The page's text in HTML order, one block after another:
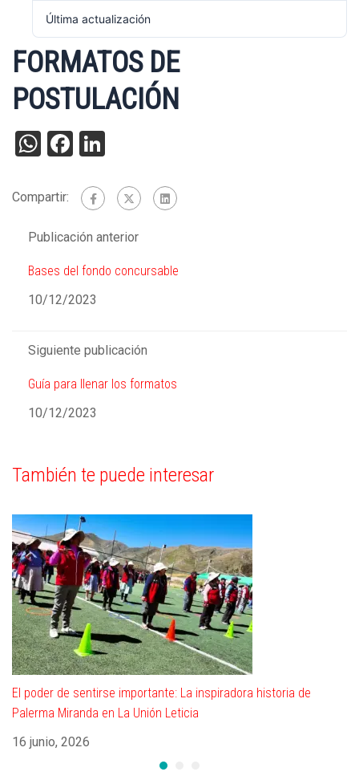
Última actualización
FORMATOS DE
POSTULACIÓN
WhatsApp
Facebook
Compartir:
Publicación anterior
Bases del fondo concursable
10/12/2023
Siguiente publicación
Guía para llenar los formatos
10/12/2023
También te puede interesar
El poder de sentirse importante: La inspiradora historia de
Palerma Miranda en La Unión Leticia
16 junio, 2026